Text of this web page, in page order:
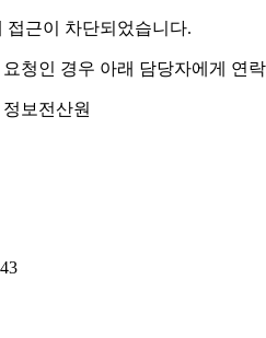
접근이 차단되었습니다.
청인 경우 아래 담당자에게 연
보전산원